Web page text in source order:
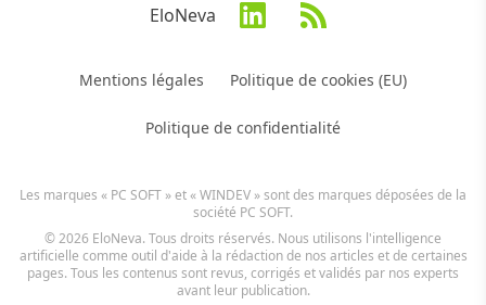
EloNeva
Mentions légales Politique de cookies (EU)
Politique de confidentialité
Les marques « PC SOFT » et « WINDEV » sont des marques déposées de la
société PC SOFT.
© 2026 EloNeva. Tous droits réservés. Nous utilisons l'intelligence
artificielle comme outil d'aide à la rédaction de nos articles et de certaines
pages. Tous les contenus sont revus, corrigés et validés par nos experts
avant leur publication.